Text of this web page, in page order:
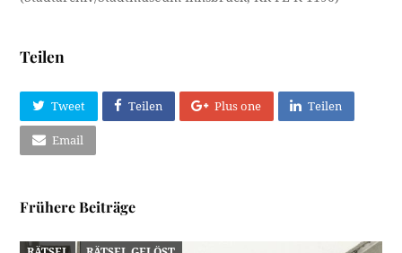
Teilen
Tweet Teilen Plus one Teilen
Email
Frühere Beiträge